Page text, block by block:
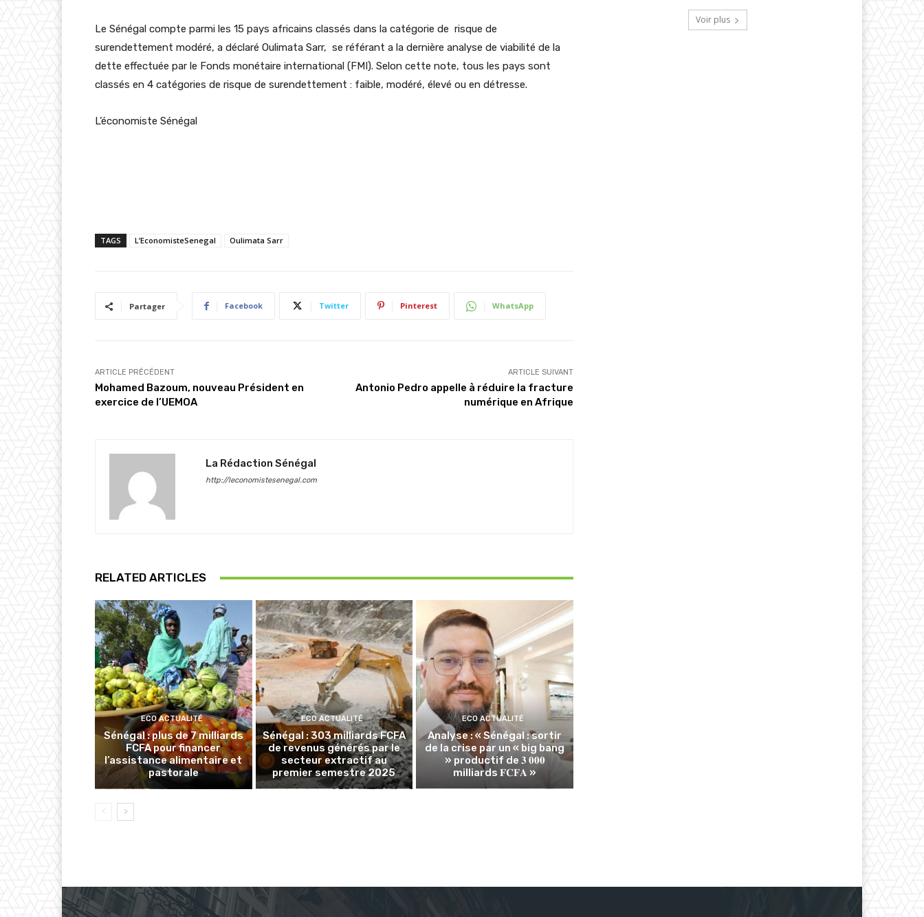
Le Sénégal compte parmi les 15 pays africains classés dans la catégorie de risque de
surendettement modéré, a déclaré Oulimata Sarr, se référant a la dernière analyse de viabilité de la
dette effectuée par le Fonds monétaire international (FMI). Selon cette note, tous les pays sont
classés en 4 catégories de risque de surendettement : faible, modéré, élevé ou en détresse.
L’économiste Sénégal
TAGS L’EconomisteSenegal Oulimata Sarr
Partager Facebook Twitter Pinterest WhatsApp
ARTICLE PRÉCÉDENT
Mohamed Bazoum, nouveau Président en
exercice de l’UEMOA
ARTICLE SUIVANT
Antonio Pedro appelle à réduire la fracture
numérique en Afrique
La Rédaction Sénégal
http://leconomistesenegal.com
RELATED ARTICLES
ECO ACTUALITÉ
Sénégal : plus de 7 milliards
FCFA pour financer
l’assistance alimentaire et
pastorale
ECO ACTUALITÉ
Sénégal : 303 milliards FCFA
de revenus générés par le
secteur extractif au
premier semestre 2025
ECO ACTUALITÉ
Analyse : « Sénégal : sortir
de la crise par un « big bang
» productif de 𝟑 𝟎𝟎𝟎
milliards 𝐅𝐂𝐅𝐀 »
Voir plus